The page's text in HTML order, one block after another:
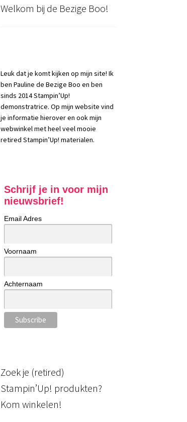
Welkom bij de Bezige Boo!
Leuk dat je komt kijken op mijn site! Ik
ben Pauline de Bezige Boo en ben
sinds 2014 Stampin’Up!
demonstratrice. Op mijn website vind
je informatie hierover en ook mijn
webwinkel met heel veel mooie
retired Stampin’Up! materialen.
Schrijf je in voor mijn
nieuwsbrief!
Email Adres
Voornaam
Achternaam
Zoek je (retired)
Stampin’Up! produkten?
Kom winkelen!